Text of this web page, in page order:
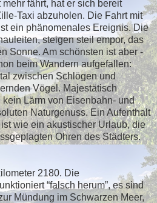
fährt, hat er sich bereit
Taxi abzuholen. Die Fahrt mit
ein phänomenales Ereignis. Die
steigen steil empor, das
Sonne. Am schönsten ist aber -
beim Wandern aufgefallen:
zwischen Schlögen und
Vögel. Majestätisch
Lärm von Eisenbahn- und
Naturgenuss. Ein Aufenthalt
wie ein akustischer Urlaub, die
Ohren des Städters.
2180. Die
“falsch herum”, es sind
Mündung im Schwarzen Meer,